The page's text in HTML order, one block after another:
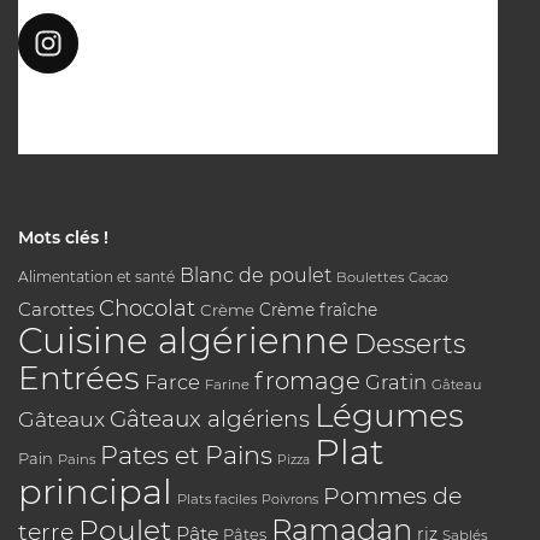
Mots clés !
Alimentation et santé Blanc de poulet Boulettes Cacao
Carottes Chocolat Crème Crème fraîche
Cuisine algérienne Desserts
Entrées Farce Farine fromage Gratin Gâteau
Gâteaux Gâteaux algériens Légumes
Pain Pains Pates et Pains Pizza Plat
principal Plats faciles Poivrons Pommes de
terre Poulet Pâte Pâtes Ramadan riz Sablés